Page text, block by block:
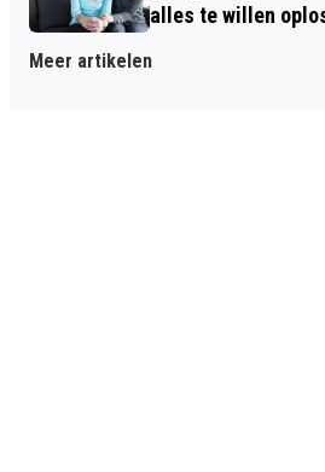
alles te willen
Meer artikelen